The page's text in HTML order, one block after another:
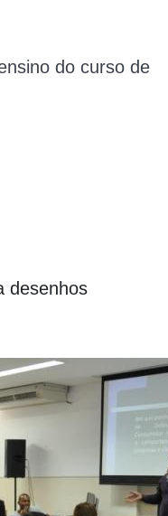
do curso de
desenhos